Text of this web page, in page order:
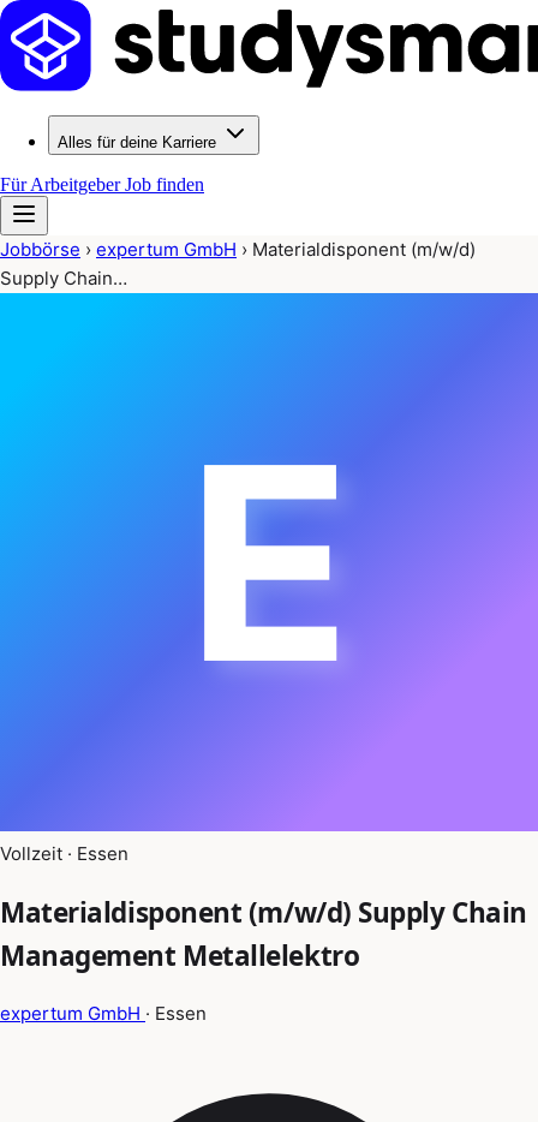
Alles für deine Karriere
Für ArbeitgeberJob finden
Jobbörse › expertum GmbH › Materialdisponent (m/w/d)
Supply Chain…
E
Vollzeit · Essen
Materialdisponent (m/w/d) Supply Chain
Management Metallelektro
expertum GmbH · Essen